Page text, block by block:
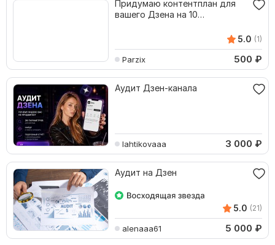
Придумаю контентплан для
вашего Дзена на 10
5.0 (1)
Parzix 500 ₽
Аудит Дзен-канала
lahtikovaaa 3 000 ₽
Аудит на Дзен
5.0 (21)
alenaaa61 5 000 ₽